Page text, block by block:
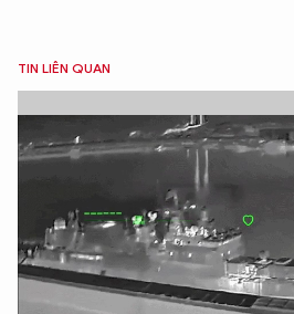
TIN LIÊN QUAN